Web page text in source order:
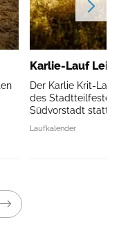
Karlie-Lauf
Der Karlie Krit-
des Stadtteilfestes
Südvorstadt statt.
Laufkalender